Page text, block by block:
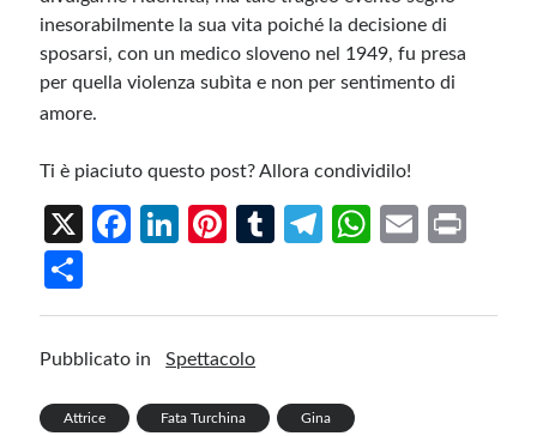
inesorabilmente la sua vita poiché la decisione di
sposarsi, con un medico sloveno nel 1949, fu presa
per quella violenza subìta e non per sentimento di
amore.
Ti è piaciuto questo post? Allora condividilo!
X
Fa
o
k
Li
n
Pi
t
T
Te
W
E
h
ar
Pubblicato in Spettacolo
Attrice Fata Turchina Gina